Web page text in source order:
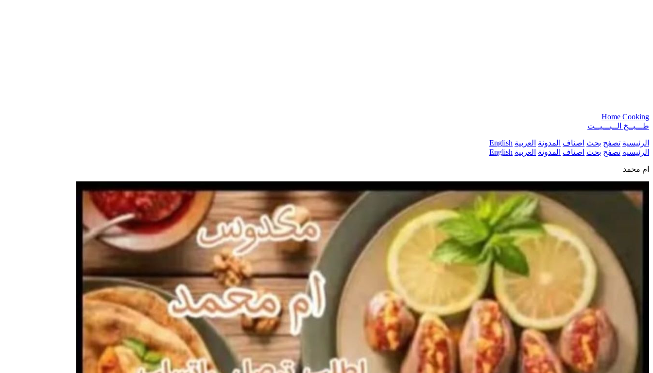
Home Cooking
طـــبــخ الــبـــيــت
الرئيسية تصفح بحث اصناف المدونة العربية English
الرئيسية تصفح بحث اصناف المدونة العربية English
ام محمد